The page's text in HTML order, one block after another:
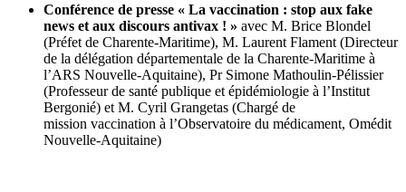
Conférence de presse « La vaccination : stop aux fake
news et aux discours antivax ! » avec M. Brice Blondel
(Préfet de Charente-Maritime), M. Laurent Flament (Directeur
de la délégation départementale de la Charente-Maritime à
l’ARS Nouvelle-Aquitaine), Pr Simone Mathoulin-Pélissier
(Professeur de santé publique et épidémiologie à l’Institut
Bergonié) et M. Cyril Grangetas (Chargé de
mission vaccination à l’Observatoire du médicament, Omédit
Nouvelle-Aquitaine)